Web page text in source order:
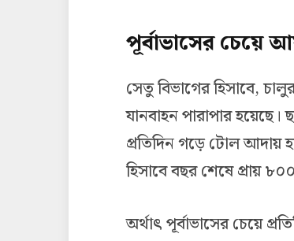
পূর্বাভাসের চেয়ে
সেতু বিভাগের হিসাবে,
যানবাহন পারাপার
প্রতিদিন গড়ে টোল আদায়
হিসাবে বছর শেষে প্রায়
অর্থাৎ পূর্বাভাসের চেয়ে